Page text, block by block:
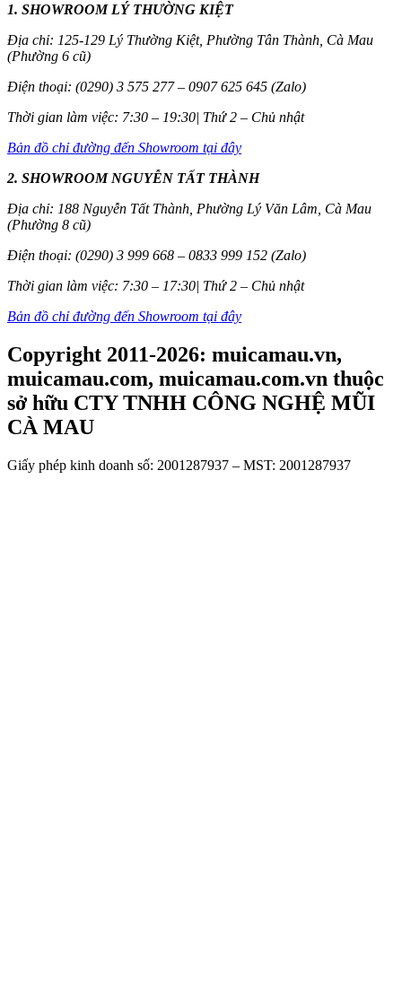
1. SHOWROOM LÝ THƯỜNG KIỆT
Địa chỉ: 125-129 Lý Thường Kiệt, Phường Tân Thành, Cà Mau
(Phường 6 cũ)
Điện thoại: (0290) 3 575 277 – 0907 625 645 (Zalo)
Thời gian làm việc: 7:30 – 19:30| Thứ 2 – Chủ nhật
Bản đồ chỉ đường đến Showroom tại đây
2. SHOWROOM NGUYỄN TẤT THÀNH
Địa chỉ: 188 Nguyễn Tất Thành, Phường Lý Văn Lâm, Cà Mau
(Phường 8 cũ)
Điện thoại: (0290) 3 999 668 – 0833 999 152 (Zalo)
Thời gian làm việc: 7:30 – 17:30| Thứ 2 – Chủ nhật
Bản đồ chỉ đường đến Showroom tại đây
Copyright 2011-2026: muicamau.vn,
muicamau.com, muicamau.com.vn thuộc
sở hữu CTY TNHH CÔNG NGHỆ MŨI
CÀ MAU
Giấy phép kinh doanh số: 2001287937 – MST: 2001287937